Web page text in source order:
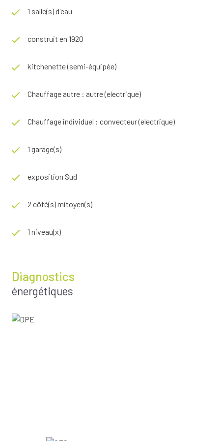
1 salle(s) d'eau
construit en 1920
kitchenette (semi-équipée)
Chauffage autre : autre (electrique)
Chauffage individuel : convecteur (electrique)
1 garage(s)
exposition Sud
2 côté(s) mitoyen(s)
1 niveau(x)
Diagnostics
énergétiques